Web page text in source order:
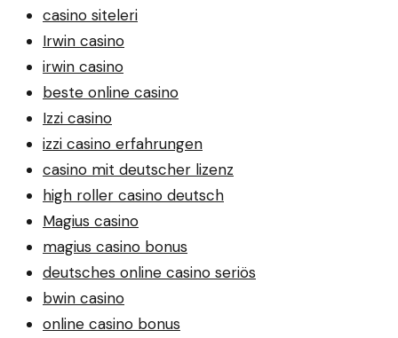
casino siteleri
Irwin casino
irwin casino
beste online casino
Izzi casino
izzi casino erfahrungen
casino mit deutscher lizenz
high roller casino deutsch
Magius casino
magius casino bonus
deutsches online casino seriös
bwin casino
online casino bonus